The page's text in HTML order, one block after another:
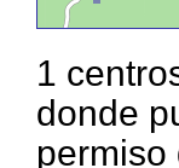
1
donde
permiso